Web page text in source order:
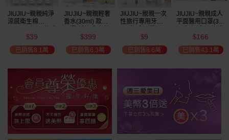
加碼送
JIUJIU~親親純淨
涼感衛生棉
$39
已銷售8.1萬
JIUJIU~親親輕奢
香水(30ml) 款式
市/平替香水/大牌
香水/大牌平替
$399
已銷售6.3萬
JIUJIU~親親一次
性旅行專用牙刷(1
$9
已銷售8.6萬
JIUJIU~親親成人
平面醫用口罩(30
可選 MD雙鋼印
$166
已銷售43.1萬